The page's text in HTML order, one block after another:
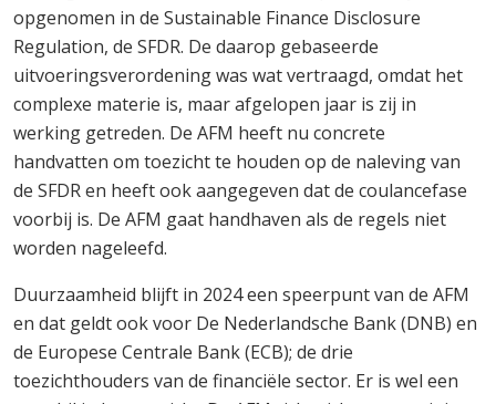
opgenomen in de Sustainable Finance Disclosure
Regulation, de SFDR. De daarop gebaseerde
uitvoeringsverordening was wat vertraagd, omdat het
complexe materie is, maar afgelopen jaar is zij in
werking getreden. De AFM heeft nu concrete
handvatten om toezicht te houden op de naleving van
de SFDR en heeft ook aangegeven dat de coulancefase
voorbij is. De AFM gaat handhaven als de regels niet
worden nageleefd.
Duurzaamheid blijft in 2024 een speerpunt van de AFM
en dat geldt ook voor De Nederlandsche Bank (DNB) en
de Europese Centrale Bank (ECB); de drie
toezichthouders van de financiële sector. Er is wel een